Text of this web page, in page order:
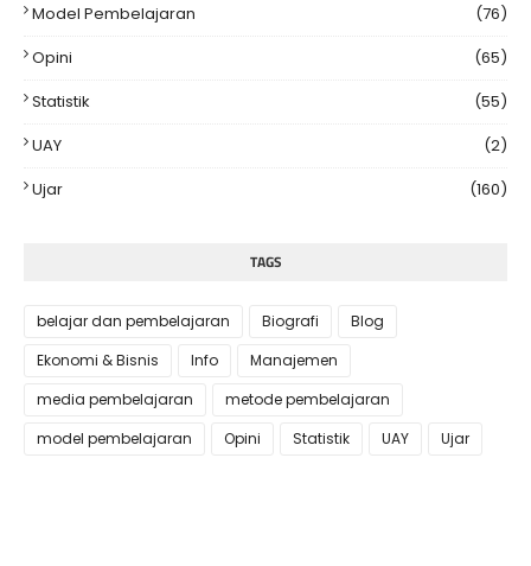
Model Pembelajaran
(76)
Opini
(65)
Statistik
(55)
UAY
(2)
Ujar
(160)
TAGS
belajar dan pembelajaran Biografi
Blog
Ekonomi & Bisnis
Info
Manajemen
media pembelajaran
metode pembelajaran
model pembelajaran
Opini Statistik UAY Ujar